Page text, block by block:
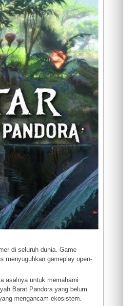
di seluruh dunia. Game
menyuguhkan gameplay open-
asalnya untuk memahami
Barat Pandora yang belum
mengancam ekosistem.